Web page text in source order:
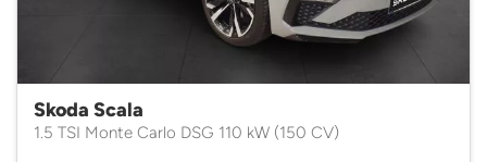
Skoda Scala
1.5 TSI Monte Carlo DSG 110 kW (150 CV)